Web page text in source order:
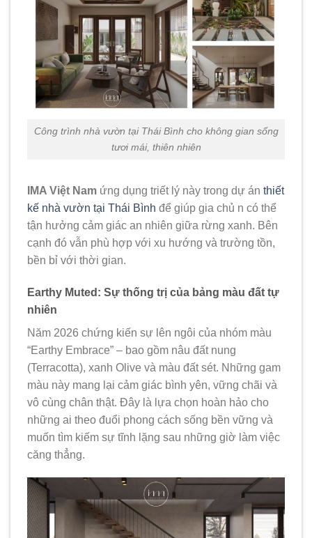
Công trình nhà vườn tại Thái Bình cho không gian sống
tươi mái, thiên nhiên
IMA Việt Nam ứng dụng triết lý này trong dự án thiết
kế nhà vườn tại Thái Bình để giúp gia chủ n có thể
tận hưởng cảm giác an nhiên giữa rừng xanh. Bên
cạnh đó vẫn phù hợp với xu hướng và trường tồn,
bền bỉ với thời gian.
Earthy Muted: Sự thống trị của bảng màu đất tự
nhiên
Năm 2026 chứng kiến sự lên ngôi của nhóm màu
“Earthy Embrace” – bao gồm nâu đất nung
(Terracotta), xanh Olive và màu đất sét. Những gam
màu này mang lại cảm giác bình yên, vững chãi và
vô cùng chân thật. Đây là lựa chọn hoàn hảo cho
những ai theo đuổi phong cách sống bền vững và
muốn tìm kiếm sự tĩnh lặng sau những giờ làm việc
căng thẳng.